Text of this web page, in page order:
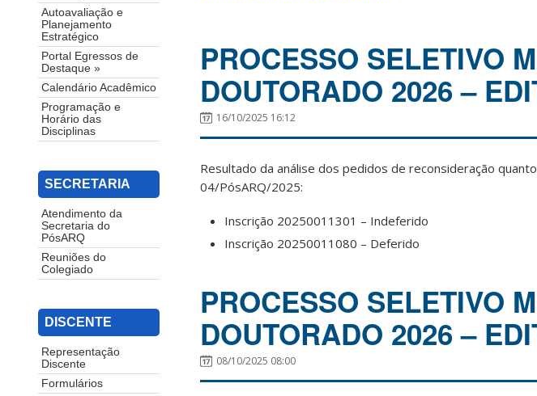
Autoavaliação e
Planejamento
Estratégico
Portal Egressos de
Destaque »
Calendário Acadêmico
Programação e
Horário das
Disciplinas
SECRETARIA
Atendimento da
Secretaria do
PósARQ
Reuniões do
Colegiado
DISCENTE
Representação
Discente
Formulários
PROCESSO SELETIVO
DOUTORADO 2026 –
16/10/2025 16:12
Resultado da análise dos pedidos de reconsideração
04/PósARQ/2025:
Inscrição 20250011301 – Indeferido
Inscrição 20250011080 – Deferido
PROCESSO SELETIVO
DOUTORADO 2026 –
08/10/2025 08:00